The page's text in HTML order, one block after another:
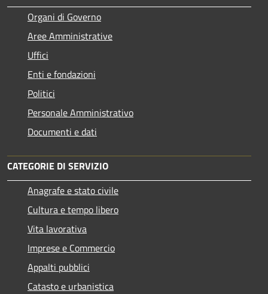
Organi di Governo
Aree Amministrative
Uffici
Enti e fondazioni
Politici
Personale Amministrativo
Documenti e dati
CATEGORIE DI SERVIZIO
Anagrafe e stato civile
Cultura e tempo libero
Vita lavorativa
Imprese e Commercio
Appalti pubblici
Catasto e urbanistica